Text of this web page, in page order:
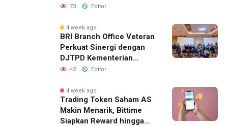
Sverdlovsk, Rusia untuk
73 Editor
4 week ago
BRI Branch Office Veteran
Perkuat Sinergi dengan
DJTPD Kementerian
Komdigi RI melalui
Layanan BRI
42 Editor
4 week ago
Trading Token Saham AS
Makin Menarik, Bittime
Siapkan Reward hingga